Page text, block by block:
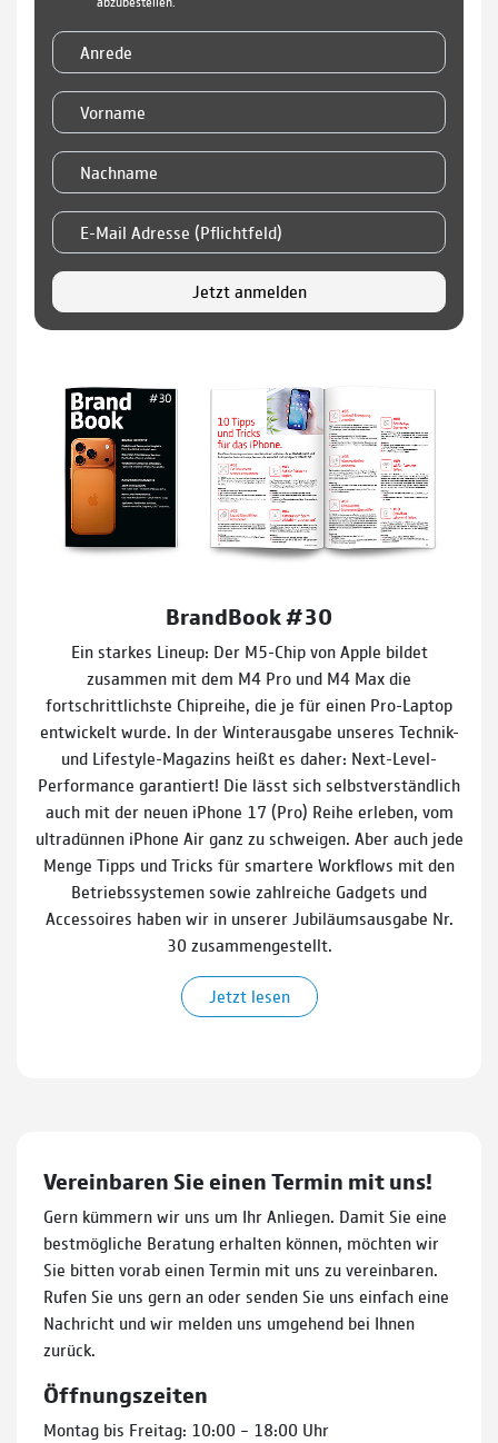
BrandBook #30
Ein starkes Lineup: Der M5-Chip von Apple bildet
zusammen mit dem M4 Pro und M4 Max die
fortschrittlichste Chipreihe, die je für einen Pro-Laptop
entwickelt wurde. In der Winterausgabe unseres Technik-
und Lifestyle-Magazins heißt es daher: Next-Level-
Performance garantiert! Die lässt sich selbstverständlich
auch mit der neuen iPhone 17 (Pro) Reihe erleben, vom
ultradünnen iPhone Air ganz zu schweigen. Aber auch jede
Menge Tipps und Tricks für smartere Workflows mit den
Betriebssystemen sowie zahlreiche Gadgets und
Accessoires haben wir in unserer Jubiläumsausgabe Nr.
30 zusammengestellt.
Jetzt lesen
Vereinbaren Sie einen Termin mit uns!
Gern kümmern wir uns um Ihr Anliegen. Damit Sie eine
bestmögliche Beratung erhalten können, möchten wir
Sie bitten vorab einen Termin mit uns zu vereinbaren.
Rufen Sie uns gern an oder senden Sie uns einfach eine
Nachricht und wir melden uns umgehend bei Ihnen
zurück.
Öffnungszeiten
Montag bis Freitag: 10:00 – 18:00 Uhr